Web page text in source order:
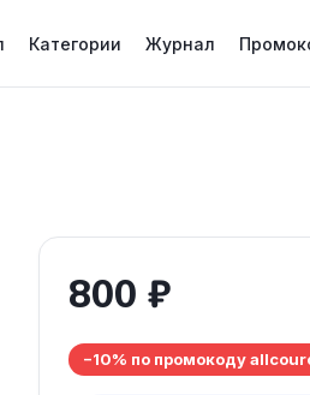
Категории Журнал
800 ₽
−10% по промокоду